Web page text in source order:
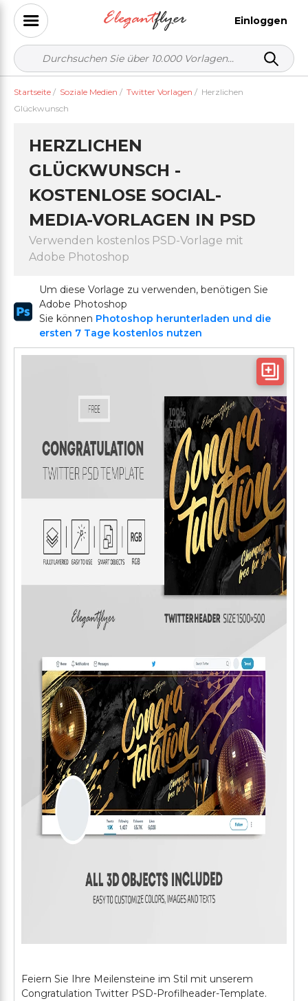
Einloggen
Startseite / Soziale Medien / Twitter Vorlagen / Herzlichen
Glückwunsch
HERZLICHEN
GLÜCKWUNSCH -
KOSTENLOSE SOCIAL-
MEDIA-VORLAGEN IN PSD
Verwenden kostenlos PSD-Vorlage mit
Adobe Photoshop
Um diese Vorlage zu verwenden, benötigen Sie
Adobe Photoshop
Sie können Photoshop herunterladen und die
ersten 7 Tage kostenlos nutzen
Feiern Sie Ihre Meilensteine im Stil mit unserem
Congratulation Twitter PSD-Profilheader-Template.